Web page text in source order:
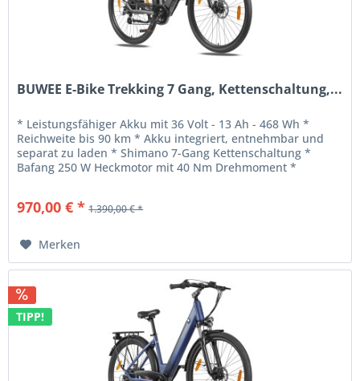
BUWEE E-Bike Trekking 7 Gang, Kettenschaltung,...
* Leistungsfähiger Akku mit 36 Volt - 13 Ah - 468 Wh *
Reichweite bis 90 km * Akku integriert, entnehmbar und
separat zu laden * Shimano 7-Gang Kettenschaltung *
Bafang 250 W Heckmotor mit 40 Nm Drehmoment *
970,00 € * 1.390,00 € *
Merken
TIPP!